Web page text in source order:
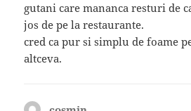
gutani care mananca resturi de
jos de pe la restaurante.
cred ca pur si simplu de foame
altceva.